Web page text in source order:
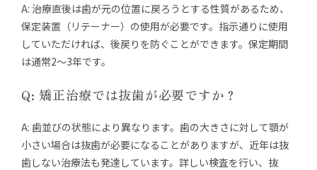
A: 治療直後は歯が元の位置に戻ろうとする性質があるため、
保定装置（リテーナー）の使用が必要です。指示通りに使用
していただければ、後戻りを防ぐことができます。保定期間
は通常2〜3年です。
Q: 矯正治療では抜歯が必要ですか？
A: 歯並びの状態により異なります。歯の大きさに対して顎が
小さい場合は抜歯が必要になることがありますが、近年は抜
歯しない治療法も発達しています。詳しい検査を行い、抜